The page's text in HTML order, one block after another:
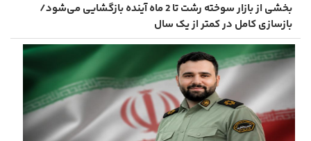
بخشی از بازار سوخته رشت تا 2 ماه آینده بازگشایی می‌شود/
بازسازی کامل در کمتر از یک سال